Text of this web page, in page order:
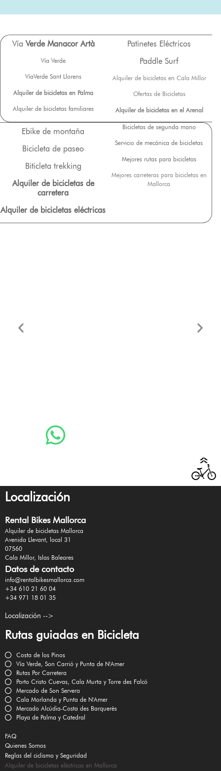
Vía Verde Manacor Artà
Vía Verde
VíaVerde Sant Llorens
Alquiler de bicicletas en Palma
Alquiler de bicicletas familiares
Patinetes Eléctricos
Paddle Surf
Alquiler de bicicletas en Cala Millor
Ofertas de Bicicletas
Alquiler de bicicletas en el Arenal
Ebike de montaña
Bicicleta de paseo
Biticleta trekking
Alquiler de bicicletas de
carretera
Alquiler de bicicletas eléctricas
Bicicletas de segunda mano
Servicio de mecánica de bicicletas
Mejores rutas para bicicletas
Mejores carreteras para bicicletas en
Mallorca
Localización
Rental Bikes Mallorca
Alquiler de bicicletas Mallorca
Avenida Llevant, local 31
07560
Cala Millor, Islas Baleares
Datos de contacto
info@rentalbikesmallorca.com
+34 610 21 60 04
+34 971 18 01 35
Localización -->
Rutas guiadas en Bicicleta
Costa de los Pinos
Vía Verde, Son Carrió y Punta de N'Amer
Rutas Por Carretera
Porto Cristo Cuevas, Cala Murta y Torre des Falcó
Mercado de Son Servera
Cala Morlanda y Punta de N'Amer
Mercado Alcúdia-Costa des Barquerès
Playa de Palma y Catedral
FAQ
Quienes Somos
Reglas del ciclismo y Seguridad
Alquiler de bicicletas eléctricas en Mallorca